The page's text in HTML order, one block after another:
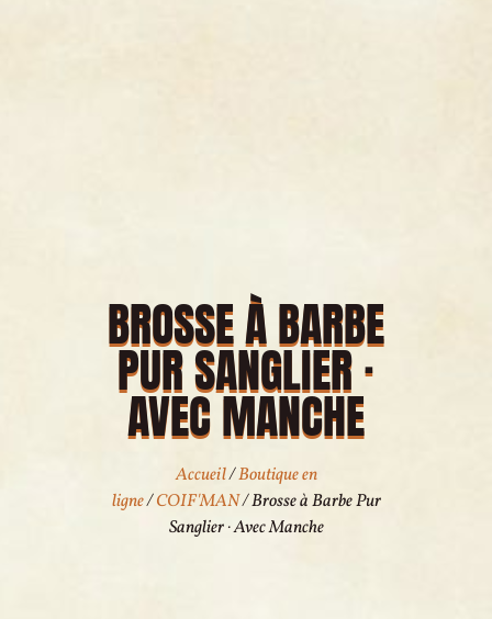
BROSSE À BARBE
PUR SANGLIER ·
AVEC MANCHE
Accueil/Boutique en
ligne/COIF'MAN/ Brosse à Barbe Pur
Sanglier · Avec Manche